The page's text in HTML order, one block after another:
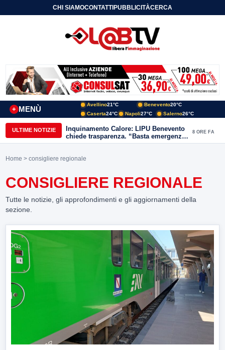
CHI SIAMOCONTATTIPUBBLICITÀCERCA
MENÙ
+
Avellino21°C Benevento20°C
Caserta24°C Napoli27°C Salerno26°C
ULTIME NOTIZIE
Inquinamento Calore: LIPU Benevento
chiede trasparenza. “Basta emergenze:
non possiamo continuare a trattare i
canali di scarico
8 ORE FA
Home > consigliere regionale
CONSIGLIERE REGIONALE
Tutte le notizie, gli approfondimenti e gli aggiornamenti della
sezione.